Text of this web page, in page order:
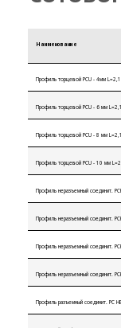
Наименование
Профиль торцевой PCU - 4мм
Профиль торцевой PCU - 6 мм
Профиль торцевой PCU - 8 мм
Профиль торцевой PCU - 10 мм
Профиль неразъемный соединит.
Профиль неразъемный соединит.
Профиль неразъемный соединит.
Профиль неразъемный соединит.
Профиль разъемный соединит. PC